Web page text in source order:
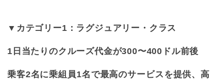
▼カテゴリー1：ラグジュアリー・クラス
1日当たりのクルーズ代金が300〜400ドル前後
乗客2名に乗組員1名で最高のサービスを提供、高